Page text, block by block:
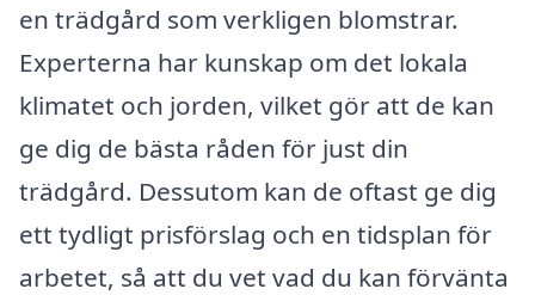
en trädgård som verkligen blomstrar.
Experterna har kunskap om det lokala
klimatet och jorden, vilket gör att de kan
ge dig de bästa råden för just din
trädgård. Dessutom kan de oftast ge dig
ett tydligt prisförslag och en tidsplan för
arbetet, så att du vet vad du kan förvänta